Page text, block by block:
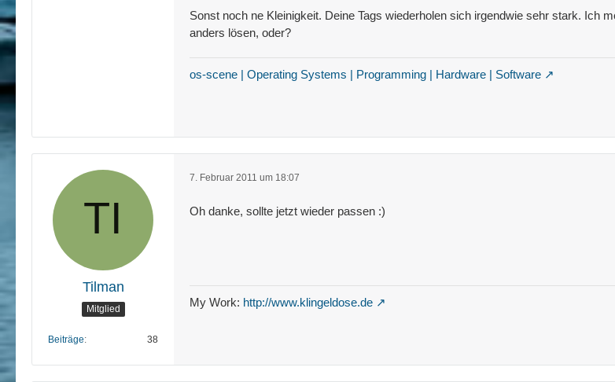
Sonst noch ne Kleinigkeit. Deine Tags wiederholen sich irgendwie sehr stark.
anders lösen, oder?
os-scene | Operating Systems | Programming | Hardware | Software
Tilman
Mitglied
Beiträge 38
7. Februar 2011 um 18:07
Oh danke, sollte jetzt wieder passen :)
My Work: http://www.klingeldose.de